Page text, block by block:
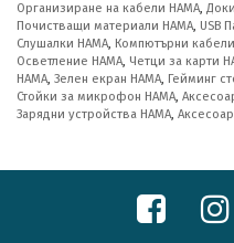
Организиране на кабели HAMA,
Почистващи материали HAMA, USB
Слушалки HAMA, Компютърни кабели
Осветление HAMA, Четци за карти
HAMA, Зелен екран HAMA, Гейминг
Стойки за микрофон HAMA,
Зарядни устройства HAMA,